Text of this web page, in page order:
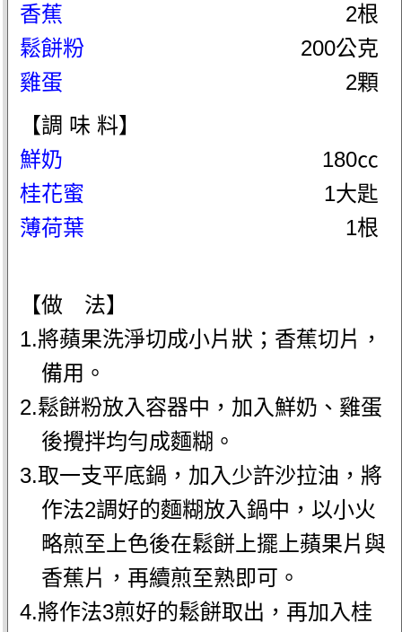
香蕉
2根
鬆餅粉
200公克
雞蛋
2顆
【調 味 料】
鮮奶
180㏄
桂花蜜
1大匙
薄荷葉
1根
【做 法】
1.將蘋果洗淨切成小片狀；香蕉切片，
備用。
2.鬆餅粉放入容器中，加入鮮奶、雞蛋
後攪拌均勻成麵糊。
3.取一支平底鍋，加入少許沙拉油，將
作法2調好的麵糊放入鍋中，以小火
略煎至上色後在鬆餅上擺上蘋果片與
香蕉片，再續煎至熟即可。
4.將作法3煎好的鬆餅取出，再加入桂